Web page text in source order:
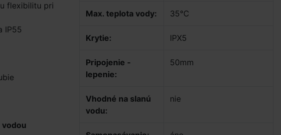
flexibilitu pri
IP55
vodou
Max. teplota vody: 35°C
Krytie: IPX5
Pripojenie -
lepenie:
50mm
Vhodné na slanú
vodu:
nie